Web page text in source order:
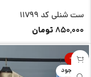
ست شنلی کد 11799
850,000 تومان
-21%
ناموجود